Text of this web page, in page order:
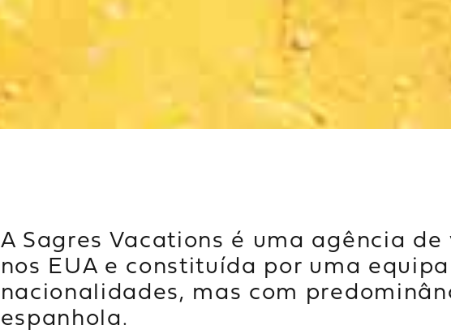
A Sagres Vacations é uma agência
nos EUA e constituída por uma
nacionalidades, mas com
espanhola.